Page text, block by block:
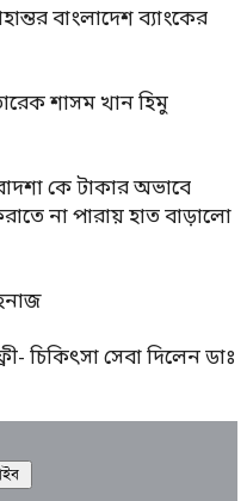
বাংলাদেশ ব্যাংকের
শাসম খান হিমু
কে টাকার অভাবে
না পারায় হাত বাড়ালো
চিকিৎসা সেবা দিলেন ডাঃ